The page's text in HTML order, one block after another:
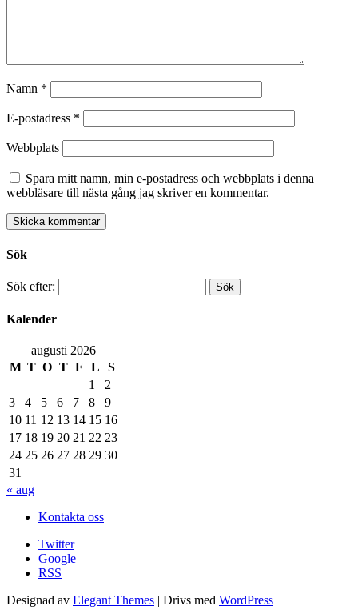
Namn *
E-postadress *
Webbplats
Spara mitt namn, min e-postadress och webbplats i denna
webbläsare till nästa gång jag skriver en kommentar.
Sök
Sök efter:
Kalender
augusti 2026
M T O T F L
S
1
2
3
4 5 6 7 8
9
10 11 12 13 14 15 16
17 18 19 20 21 22 23
24 25 26 27 28 29 30
31
« aug
Kontakta oss
Twitter
Google
RSS
Designad av Elegant Themes | Drivs med WordPress